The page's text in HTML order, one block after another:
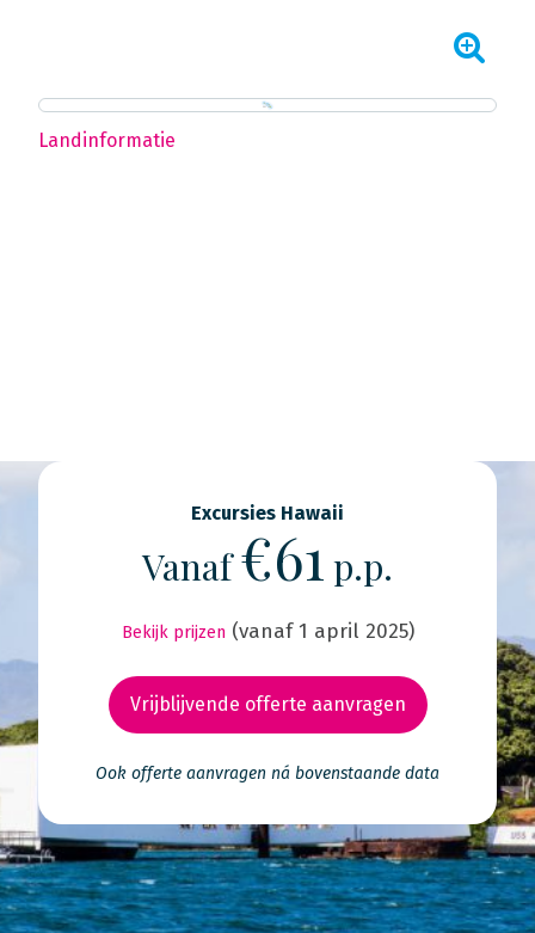
Landinformatie
Excursies Hawaii
Vanaf€61 p.p.
Bekijk prijzen (vanaf 1 april 2025)
Vrijblijvende offerte aanvragen
Ook offerte aanvragen ná bovenstaande data